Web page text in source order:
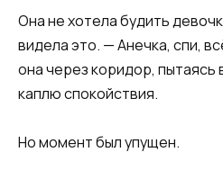
Она не хотела будить
видела это. — Анечка, спи,
она через коридор, пытаясь
каплю спокойствия.
Но момент был упущен.